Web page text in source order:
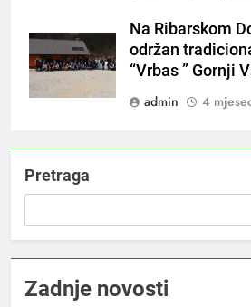
Na Ribarskom
održan
“Vrbas ” Gornji
admin
4
Pretraga
Zadnje novosti